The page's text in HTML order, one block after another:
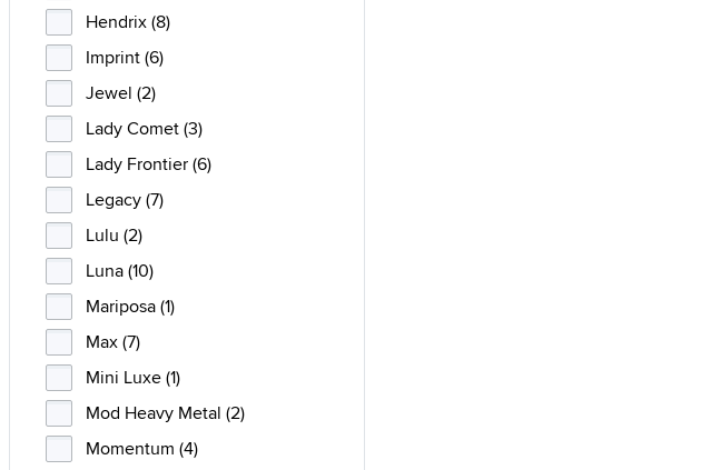
Hendrix (8)
Imprint (6)
Jewel (2)
Lady Comet (3)
Lady Frontier (6)
Legacy (7)
Lulu (2)
Luna (10)
Mariposa (1)
Max (7)
Mini Luxe (1)
Mod Heavy Metal (2)
Momentum (4)